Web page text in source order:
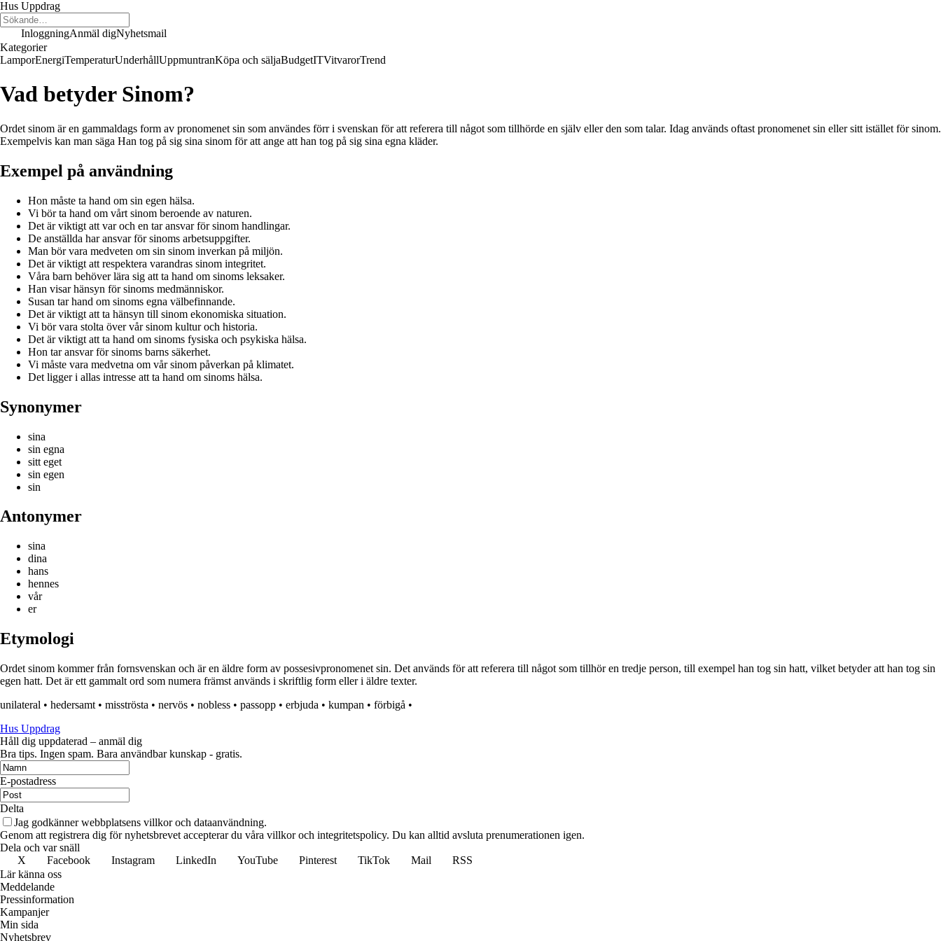
Hus Uppdrag
InloggningAnmäl digNyhetsmail
Kategorier
LamporEnergiTemperaturUnderhållUppmuntranKöpa och säljaBudgetITVitvarorTrend
Vad betyder Sinom?
Ordet sinom är en gammaldags form av pronomenet sin som användes förr i svenskan för att referera till något som tillhörde en själv eller den som talar. Idag används oftast pronomenet sin eller sitt istället för sinom.
Exempelvis kan man säga Han tog på sig sina sinom för att ange att han tog på sig sina egna kläder.
Exempel på användning
Hon måste ta hand om sin egen hälsa.
Vi bör ta hand om vårt sinom beroende av naturen.
Det är viktigt att var och en tar ansvar för sinom handlingar.
De anställda har ansvar för sinoms arbetsuppgifter.
Man bör vara medveten om sin sinom inverkan på miljön.
Det är viktigt att respektera varandras sinom integritet.
Våra barn behöver lära sig att ta hand om sinoms leksaker.
Han visar hänsyn för sinoms medmänniskor.
Susan tar hand om sinoms egna välbefinnande.
Det är viktigt att ta hänsyn till sinom ekonomiska situation.
Vi bör vara stolta över vår sinom kultur och historia.
Det är viktigt att ta hand om sinoms fysiska och psykiska hälsa.
Hon tar ansvar för sinoms barns säkerhet.
Vi måste vara medvetna om vår sinom påverkan på klimatet.
Det ligger i allas intresse att ta hand om sinoms hälsa.
Synonymer
sina
sin egna
sitt eget
sin egen
sin
Antonymer
sina
dina
hans
hennes
vår
er
Etymologi
Ordet sinom kommer från fornsvenskan och är en äldre form av possesivpronomenet sin. Det används för att referera till något som tillhör en tredje person, till exempel han tog sin hatt, vilket betyder att han tog sin
egen hatt. Det är ett gammalt ord som numera främst används i skriftlig form eller i äldre texter.
unilateral • hedersamt • misströsta • nervös • nobless • passopp • erbjuda • kumpan • förbigå •
Hus Uppdrag
Håll dig uppdaterad – anmäl dig
Bra tips. Ingen spam. Bara användbar kunskap - gratis.
E-postadress
Delta
Jag godkänner webbplatsens villkor och dataanvändning.
Genom att registrera dig för nyhetsbrevet accepterar du våra villkor och integritetspolicy. Du kan alltid avsluta prenumerationen igen.
Dela och var snäll
X
Facebook Instagram LinkedIn YouTube Pinterest TikTok Mail
RSS
Lär känna oss
Meddelande
Pressinformation
Kampanjer
Min sida
Nyhetsbrev